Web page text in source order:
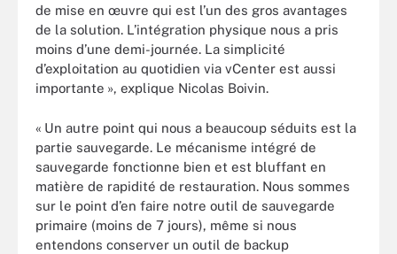
de mise en œuvre qui est l’un des gros avantages
de la solution. L’intégration physique nous a pris
moins d’une demi-journée. La simplicité
d’exploitation au quotidien via vCenter est aussi
importante », explique Nicolas Boivin.
« Un autre point qui nous a beaucoup séduits est la
partie sauvegarde. Le mécanisme intégré de
sauvegarde fonctionne bien et est bluffant en
matière de rapidité de restauration. Nous sommes
sur le point d’en faire notre outil de sauvegarde
primaire (moins de 7 jours), même si nous
entendons conserver un outil de backup